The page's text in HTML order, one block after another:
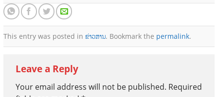
This entry was posted in ຂ່າວສານ. Bookmark the permalink.
Leave a Reply
Your email address will not be published. Required